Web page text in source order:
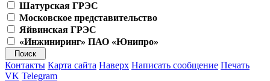
Шатурская ГРЭС
Московское представительство
Яйвинская ГРЭС
«Инжиниринг» ПАО «Юнипро»
Контакты Карта сайта Наверх Написать сообщение Печать
VK Telegram